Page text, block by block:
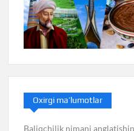
Oxirgi ma’lumotlar
Baliqchilik nimani